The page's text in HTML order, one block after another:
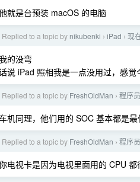
就是台预装 macOS 的电脑
Replied to a topic by nikubenki › iPad › 现
的没弯
说 iPad 照相我是一点没用过，感
Replied to a topic by FreshOldMan › 程序员
机同理，他们用的 SOC 基本都是
Replied to a topic by FreshOldMan › 程序员
电视卡是因为电视里面用的 CPU 都